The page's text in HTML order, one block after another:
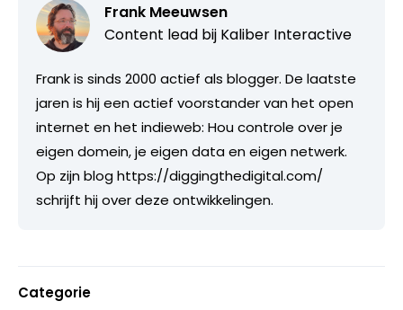
Frank Meeuwsen
Content lead bij Kaliber Interactive
Frank is sinds 2000 actief als blogger. De laatste
jaren is hij een actief voorstander van het open
internet en het indieweb: Hou controle over je
eigen domein, je eigen data en eigen netwerk.
Op zijn blog https://diggingthedigital.com/
schrijft hij over deze ontwikkelingen.
Categorie